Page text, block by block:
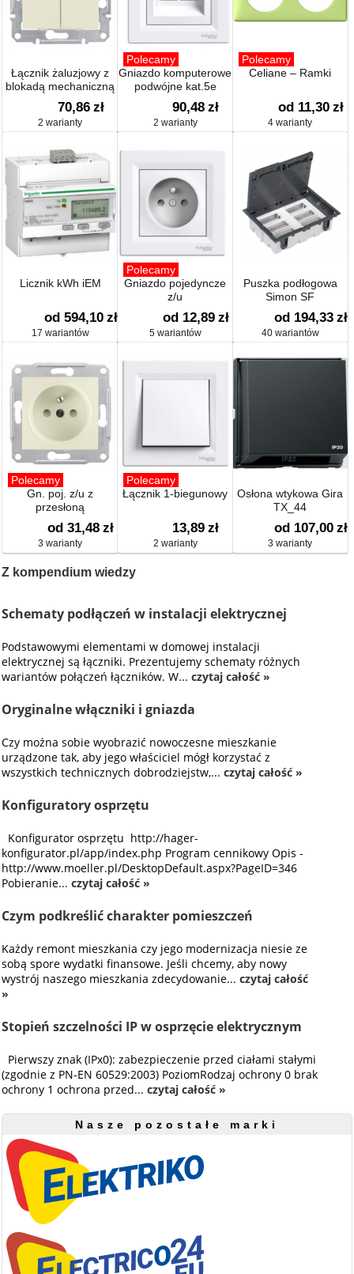
Łącznik żaluzjowy z
blokadą mechaniczną
70,86 zł
2 warianty
Polecamy
Gniazdo komputerowe
podwójne kat.5e
90,48 zł
2 warianty
Polecamy
Celiane – Ramki
od 11,30 zł
4 warianty
Licznik kWh iEM
od 594,10 zł
17 wariantów
Polecamy
Gniazdo pojedyncze
z/u
od 12,89 zł
5 wariantów
Puszka podłogowa
Simon SF
od 194,33 zł
40 wariantów
Polecamy
Gn. poj. z/u z
przesłoną
od 31,48 zł
3 warianty
Polecamy
Łącznik 1-biegunowy
13,89 zł
2 warianty
Osłona wtykowa Gira
TX_44
od 107,00 zł
3 warianty
Z kompendium wiedzy
Schematy podłączeń w instalacji elektrycznej
Podstawowymi elementami w domowej instalacji
elektrycznej są łączniki. Prezentujemy schematy różnych
wariantów połączeń łączników. W...czytaj całość »
Oryginalne włączniki i gniazda
Czy można sobie wyobrazić nowoczesne mieszkanie
urządzone tak, aby jego właściciel mógł korzystać z
wszystkich technicznych dobrodziejstw,...czytaj całość »
Konfiguratory osprzętu
Konfigurator osprzętu http://hager-
konfigurator.pl/app/index.php Program cennikowy Opis -
http://www.moeller.pl/DesktopDefault.aspx?PageID=346
Pobieranie...czytaj całość »
Czym podkreślić charakter pomieszczeń
Każdy remont mieszkania czy jego modernizacja niesie ze
sobą spore wydatki finansowe. Jeśli chcemy, aby nowy
wystrój naszego mieszkania zdecydowanie...czytaj całość
»
Stopień szczelności IP w osprzęcie elektrycznym
Pierwszy znak (IPx0): zabezpieczenie przed ciałami stałymi
(zgodnie z PN-EN 60529:2003) PoziomRodzaj ochrony 0 brak
ochrony 1 ochrona przed...czytaj całość »
Nasze pozostałe marki